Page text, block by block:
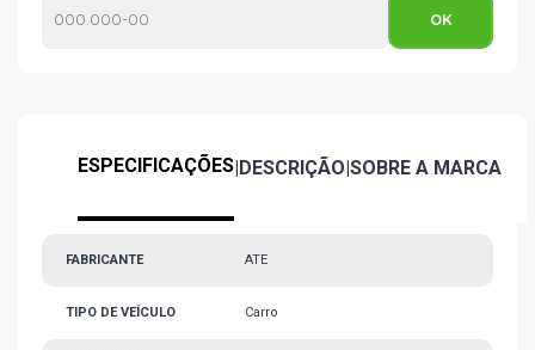
ESPECIFICAÇÕES|DESCRIÇÃO|SOBRE A MARCA
FABRICANTE ATE
TIPO DE VEÍCULO Carro